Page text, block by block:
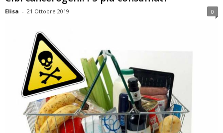
Elisa - 21 Ottobre 2019 0